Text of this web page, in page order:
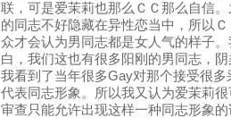
联，可是爱茉莉也那么ＣＣ那么自信
的同志不好隐藏在异性恋当中，所以
众才会认为男同志都是女人气的样子
白，我们这也有很多阳刚的男同志，
我看到了当年很多Gay对那个接受很
代表同志形象。所以我又认为爱茉莉
审查只能允许出现这样一种同志形象